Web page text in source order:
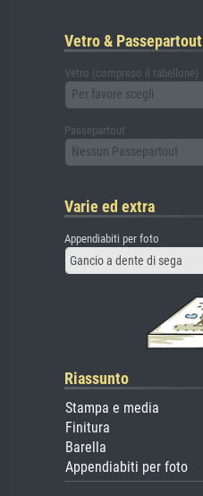
Vetro & Passepartout
Vetro (compreso il tabellone)
Per favore scegli
Passepartout
Nessun Passepartout
Varie ed extra
Appendiabiti per foto
Gancio a dente di sega
Riassunto
Stampa e media
Finitura
Barella
Appendiabiti per foto